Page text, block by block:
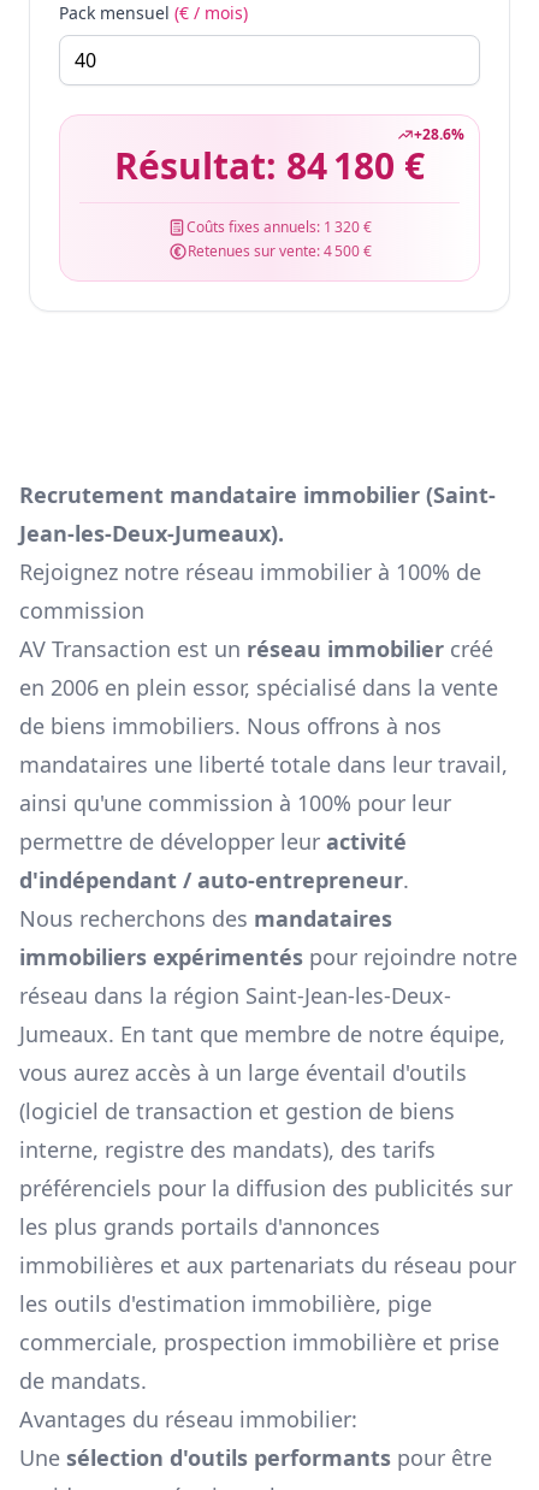
Pack mensuel (€ / mois)
+28.6%
Résultat: 84 180 €
Coûts fixes annuels: 1 320 €
Retenues sur vente:4 500 €
Recrutement mandataire immobilier (Saint-
Jean-les-Deux-Jumeaux).
Rejoignez notre réseau immobilier à 100% de
commission
AV Transaction est un réseau immobilier créé
en 2006 en plein essor, spécialisé dans la vente
de biens immobiliers. Nous offrons à nos
mandataires une liberté totale dans leur travail,
ainsi qu'une commission à 100% pour leur
permettre de développer leur activité
d'indépendant / auto-entrepreneur.
Nous recherchons des mandataires
immobiliers expérimentés pour rejoindre notre
réseau dans la région Saint-Jean-les-Deux-
Jumeaux. En tant que membre de notre équipe,
vous aurez accès à un large éventail d'outils
(logiciel de transaction et gestion de biens
interne, registre des mandats), des tarifs
préférenciels pour la diffusion des publicités sur
les plus grands portails d'annonces
immobilières et aux partenariats du réseau pour
les outils d'estimation immobilière, pige
commerciale, prospection immobilière et prise
de mandats.
Avantages du réseau immobilier:
Une sélection d'outils performants pour être